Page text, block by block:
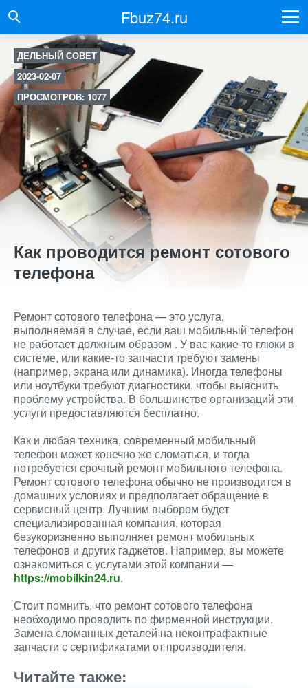
Fbuz74.ru
ДЕЛЬНЫЙ СОВЕТ
2023-02-07
ПРОСМОТРОВ: 1077
Как проводится ремонт сотового
телефона
Ремонт сотового телефона — это услуга,
выполняемая в случае, если ваш мобильный телефон
не работает должным образом . У вас какие-то глюки в
системе, или какие-то запчасти требуют замены
(например, экрана или динамика). Иногда телефоны
или ноутбуки требуют диагностики, чтобы выяснить
проблему устройства. В большинстве организаций эти
услуги предоставляются бесплатно.
Как и любая техника, современный мобильный
телефон может конечно же сломаться, и тогда
потребуется срочный ремонт мобильного телефона.
Ремонт сотового телефона обычно не производится в
домашних условиях и предполагает обращение в
сервисный центр. Лучшим выбором будет
специализированная компания, которая
безукоризненно выполняет ремонт мобильных
телефонов и других гаджетов. Например, вы можете
ознакомиться с услугами этой компании —
https://mobilkin24.ru.
Стоит помнить, что ремонт сотового телефона
необходимо проводить по фирменной инструкции.
Замена сломанных деталей на неконтрафактные
запчасти с сертификатами от производителя.
Читайте также: